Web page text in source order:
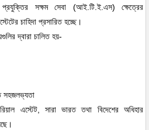
সক্ষম সেবা (আই.টি.ই.এস) ক্ষেত্রের
চাহিদা প্রসারিত হচ্ছে।
দ্বারা চালিত হয়-
সহজলভ্যতা
এস্টেট, সারা ভারত তথা বিদেশের অধিহার